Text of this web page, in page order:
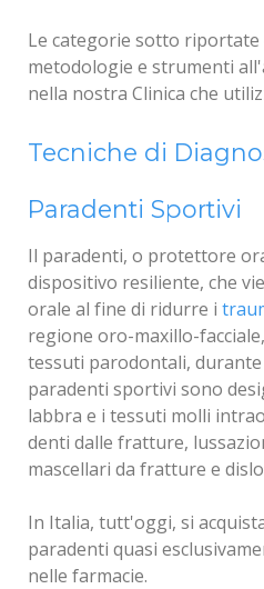
Le categorie sotto
metodologie e strumenti
nella nostra Clinica che
Ortopantomografia
L’ortopantomografia è lo
superiori ed inferiori e si
un’apparecchiatura digitale
chiamata
posiziona in piedi con il
emissione raggi e il piano
percorre una rotazione di
viso del paziente, che deve
La panoramica dentale è un
essenziale, viene eseguita
(osso mandibolare e
anche le articolazioni
quelle articolazioni che
Tecniche di
Sistemi di
Diagnostica per
Tecniche di
Trattamenti
Si tratta di tecniche visuali
simulazione in maniera
software grafici, e senza
dei risultati estetici che i
sui denti paziente e la loro
molli e con l'estetica del viso.
Paradenti Sportivi
Il paradenti, o protettore
dispositivo resiliente, che
orale al fine di ridurre i
regione oro-maxillo-
tessuti parodontali, durante
paradenti sportivi sono
labbra e i tessuti molli
denti dalle fratture,
mascellari da fratture e
In Italia, tutt'oggi, si
paradenti quasi
nelle farmacie.